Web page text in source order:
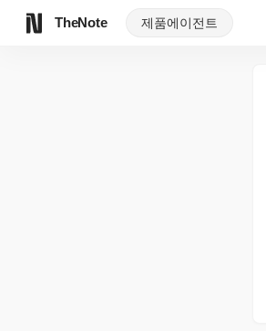
TheNote 제품에이전트